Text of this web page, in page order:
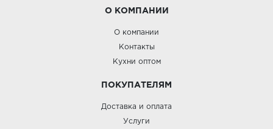
О КОМПАНИИ
О компании
Контакты
Кухни оптом
ПОКУПАТЕЛЯМ
Доставка и оплата
Услуги